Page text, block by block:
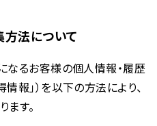
法について
なるお客様の個人情報・履歴
報」）を以下の方法により、
す。